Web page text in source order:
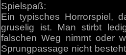
Spielspaß:
Ein typisches Horrorspiel,
gruselig ist. Man stirbt
falschen Weg nimmt oder
Sprungpassage nicht